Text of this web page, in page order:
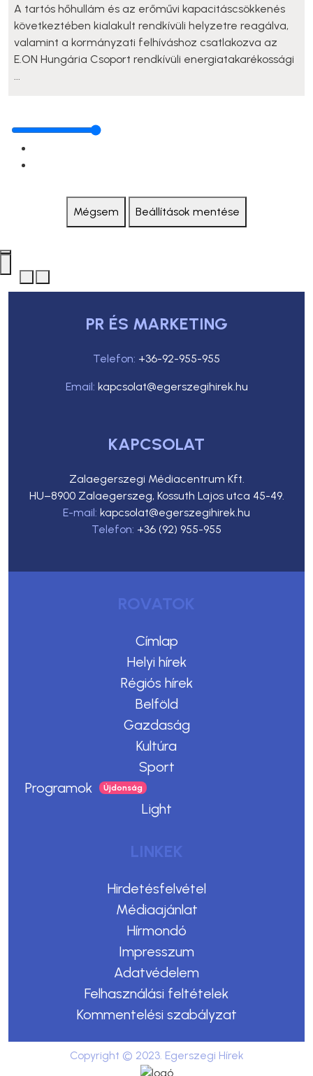
A tartós hőhullám és az erőművi kapacitáscsökkenés
következtében kialakult rendkívüli helyzetre reagálva,
valamint a kormányzati felhíváshoz csatlakozva az
E.ON Hungária Csoport rendkívüli energiatakarékossági
Mégsem Beállítások mentése
PR ÉS MARKETING
Telefon: +36-92-955-955
Email: kapcsolat@egerszegihirek.hu
KAPCSOLAT
Zalaegerszegi Médiacentrum Kft.
HU–8900 Zalaegerszeg, Kossuth Lajos utca 45-49.
E-mail: kapcsolat@egerszegihirek.hu
Telefon: +36 (92) 955-955
ROVATOK
Címlap
Helyi hírek
Régiós hírek
Belföld
Gazdaság
Kultúra
Sport
Programok
Light
LINKEK
Hirdetésfelvétel
Médiaajánlat
Hírmondó
Impresszum
Adatvédelem
Felhasználási feltételek
Kommentelési szabályzat
Copyright © 2023. Egerszegi Hírek